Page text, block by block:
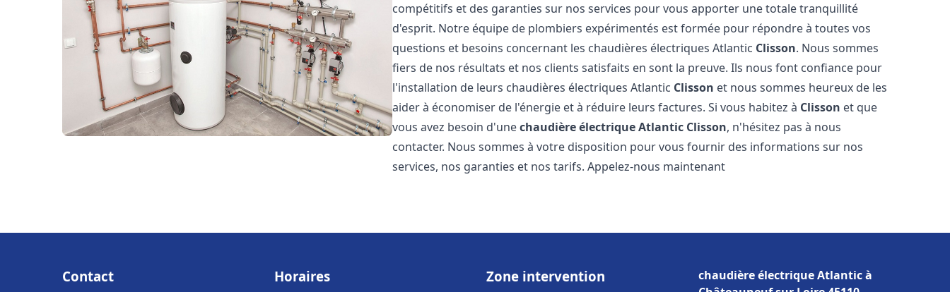
compétitifs et des garanties sur nos services pour vous apporter une totale tranquillité
d'esprit. Notre équipe de plombiers expérimentés est formée pour répondre à toutes vos
questions et besoins concernant les chaudières électriques Atlantic Clisson. Nous sommes
fiers de nos résultats et nos clients satisfaits en sont la preuve. Ils nous font confiance pour
l'installation de leurs chaudières électriques Atlantic Clisson et nous sommes heureux de les
aider à économiser de l'énergie et à réduire leurs factures. Si vous habitez à Clisson et que
vous avez besoin d'unechaudière électrique Atlantic Clisson, n'hésitez pas à nous
contacter. Nous sommes à votre disposition pour vous fournir des informations sur nos
services, nos garanties et nos tarifs. Appelez-nous maintenant
Contact Horaires Zone intervention
chaudière électrique Atlantic à